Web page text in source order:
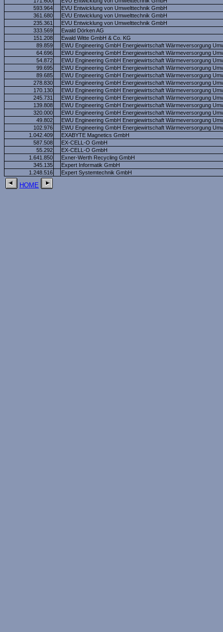
593.964
EVU Entwicklung von Umwelttechnik GmbH
361.680
EVU Entwicklung von Umwelttechnik GmbH
235.361
EVU Entwicklung von Umwelttechnik GmbH
333.569
Ewald Dörken AG
151.208
Ewald Witte GmbH & Co. KG
89.859
EWU Engineering GmbH Energiewirtschaft Wärmeversorgung
64.696
EWU Engineering GmbH Energiewirtschaft Wärmeversorgung
54.872
EWU Engineering GmbH Energiewirtschaft Wärmeversorgung
99.695
EWU Engineering GmbH Energiewirtschaft Wärmeversorgung
89.685
EWU Engineering GmbH Energiewirtschaft Wärmeversorgung
278.830
EWU Engineering GmbH Energiewirtschaft Wärmeversorgung
170.130
EWU Engineering GmbH Energiewirtschaft Wärmeversorgung
245.731
EWU Engineering GmbH Energiewirtschaft Wärmeversorgung
139.808
EWU Engineering GmbH Energiewirtschaft Wärmeversorgung
320.000
EWU Engineering GmbH Energiewirtschaft Wärmeversorgung
49.802
EWU Engineering GmbH Energiewirtschaft Wärmeversorgung
102.976
EWU Engineering GmbH Energiewirtschaft Wärmeversorgung
1.042.409
EXABYTE Magnetics GmbH
587.508
EX-CELL-O GmbH
55.292
EX-CELL-O GmbH
1.641.850
Exner-Werth Recycling GmbH
345.135
Expert Informatik GmbH
1.248.516
Expert Systemtechnik GmbH
HOME